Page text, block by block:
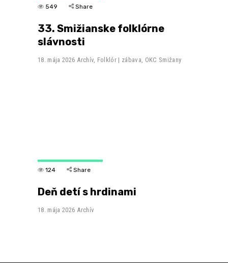
549 Share
33. Smižianske folklórne
slávnosti
18. mája 2026 Archív, Folklór | zábava, OKC Smižany
124 Share
Deň detí s hrdinami
18. mája 2026 Archív